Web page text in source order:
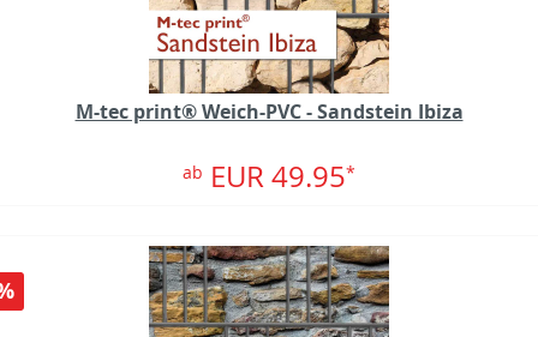
M-tec print® Weich-PVC - Sandstein Ibiza
ab EUR 49.95*